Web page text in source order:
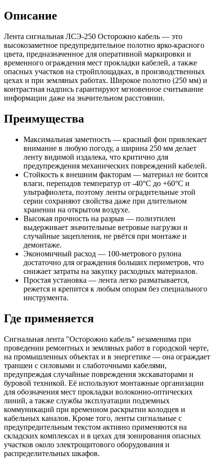
Описание
Лента сигнальная ЛСЭ-250 Осторожно кабель — это
высокозаметное предупредительное полотно ярко-красного
цвета, предназначенное для оперативной маркировки и
временного ограждения мест прокладки кабелей, а также
опасных участков на стройплощадках, в производственных
цехах и при земляных работах. Широкое полотно (250 мм) и
контрастная надпись гарантируют мгновенное считывание
информации даже на значительном расстоянии.
Преимущества
Максимальная заметность — красный фон привлекает
внимание в любую погоду, а ширина 250 мм делает
ленту видимой издалека, что критично для
предупреждения механических повреждений кабелей.
Стойкость к внешним факторам — материал не боится
влаги, перепадов температур от -40°C до +60°C и
ультрафиолета, поэтому ленты оградительные этой
серии сохраняют свойства даже при длительном
хранении на открытом воздухе.
Высокая прочность на разрыв — полиэтилен
выдерживает значительные ветровые нагрузки и
случайные зацепления, не рвётся при монтаже и
демонтаже.
Экономичный расход — 100-метрового рулона
достаточно для ограждения больших периметров, что
снижает затраты на закупку расходных материалов.
Простая установка — лента легко разматывается,
режется и крепится к любым опорам без специального
инструмента.
Где применяется
Сигнальная лента "Осторожно кабель" незаменима при
проведении ремонтных и земляных работ в городской черте,
на промышленных объектах и в энергетике — она ограждает
траншеи с силовыми и слаботочными кабелями,
предупреждая случайные повреждения экскаваторами и
буровой техникой. Её используют монтажные организации
для обозначения мест прокладки волоконно-оптических
линий, а также службы эксплуатации подземных
коммуникаций при временном раскрытии колодцев и
кабельных каналов. Кроме того, ленты сигнальные с
предупредительным текстом активно применяются на
складских комплексах и в цехах для зонирования опасных
участков около электрощитового оборудования и
распределительных шкафов.